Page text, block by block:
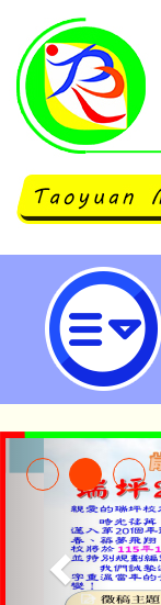
轉知輔英
立瑞坪國